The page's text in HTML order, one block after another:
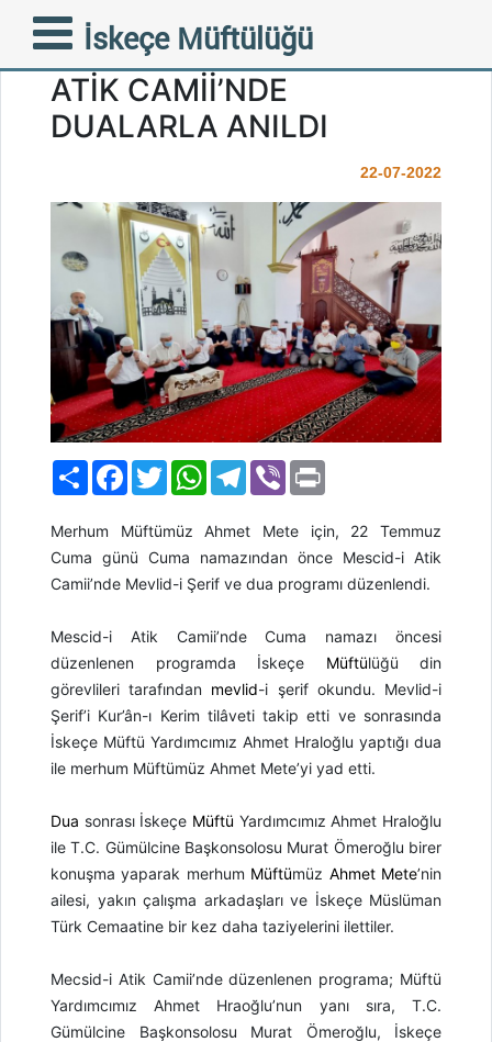
İskeçe Müftülüğü
MERHUM MÜFTÜMÜZ
AHMET METE MESCİD-İ
ATİK CAMİİ’NDE
DUALARLA ANILDI
22-07-2022
PaylaşFacebook
TwitterWhatsAppTelegram
Viber
Merhum Müftümüz Ahmet Mete için, 22 Temmuz
Cuma günü Cuma namazından önce Mescid-i Atik
Camii’nde Mevlid-i Şerif ve dua programı düzenlendi.
Mescid-i Atik Camii’nde Cuma namazı öncesi
düzenlenen programda İskeçe Müftülüğü din
görevlileri tarafından mevlid-i şerif okundu. Mevlid-i
Şerif’i Kur’ân-ı Kerim tilâveti takip etti ve sonrasında
İskeçe Müftü Yardımcımız Ahmet Hraloğlu yaptığı dua
ile merhum Müftümüz Ahmet Mete’yi yad etti.
Dua sonrası İskeçe Müftü Yardımcımız Ahmet Hraloğlu
ile T.C. Gümülcine Başkonsolosu Murat Ömeroğlu birer
konuşma yaparak merhum Müftümüz Ahmet Mete’nin
ailesi, yakın çalışma arkadaşları ve İskeçe Müslüman
Türk Cemaatine bir kez daha taziyelerini ilettiler.
Mecsid-i Atik Camii’nde düzenlenen programa; Müftü
Yardımcımız Ahmet Hraoğlu’nun yanı sıra, T.C.
Gümülcine Başkonsolosu Murat Ömeroğlu, İskeçe